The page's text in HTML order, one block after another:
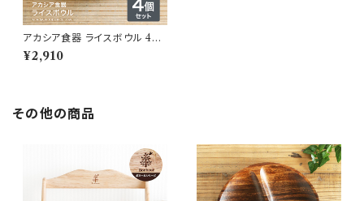
アカシア食器 ライスボウル 4個
セット
¥2,910
その他の商品